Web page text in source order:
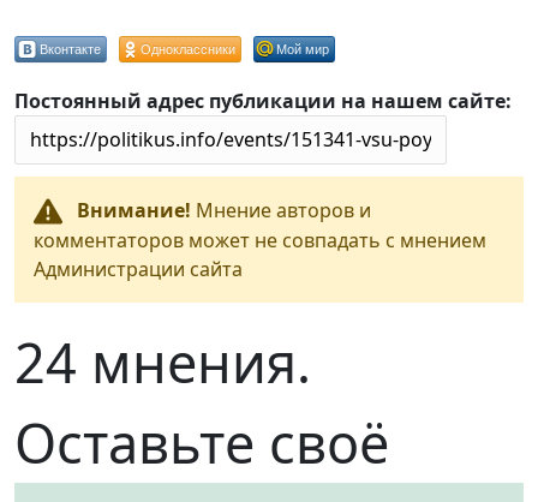
Вконтакте Одноклассники Мой мир
Постоянный адрес публикации на нашем сайте:
Внимание! Мнение авторов и
комментаторов может не совпадать с мнением
Администрации сайта
24 мнения.
Оставьте своё